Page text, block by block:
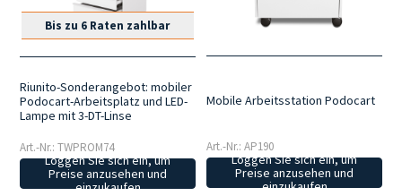
Bis zu 6 Raten zahlbar
Riunito-Sonderangebot: mobiler
Podocart-Arbeitsplatz und LED-
Lampe mit 3-DT-Linse
Art.-Nr.: TWPROM74
Loggen Sie sich ein, um
Preise anzusehen und
einzukaufen
Mobile Arbeitsstation Podocart
Art.-Nr.: AP190
Loggen Sie sich ein, um
Preise anzusehen und
einzukaufen